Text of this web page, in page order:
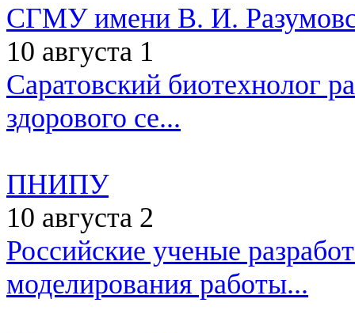
СГМУ имени В. И.
10 августа 1
Саратовский биотехнолог
здорового се...
ПНИПУ
10 августа 2
Российские ученые
моделирования работы...